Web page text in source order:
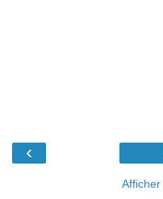
‹